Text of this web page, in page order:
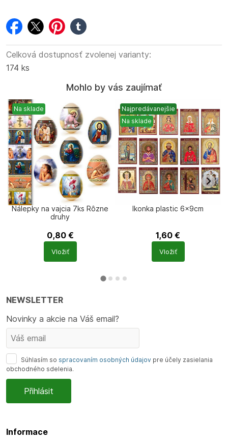
facebook
twitterpinterest
tumblr
Celková dostupnosť zvolenej varianty:
174 ks
Mohlo by vás zaujímať
Na sklade
Nálepky na vajcia 7ks Rôzne
druhy
0,80 €
Počet
produktů
Vložiť
Najpredávanejšie
Na sklade
Ikonka plastic 6x9cm
1,60 €
Počet
produktů
Vložiť
NEWSLETTER
Novinky a akcie na Váš email?
Súhlasím so spracovaním osobných údajov pre účely zasielania
obchodného sdelenia.
Informace